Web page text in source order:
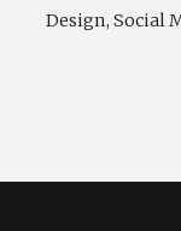
Design, Social